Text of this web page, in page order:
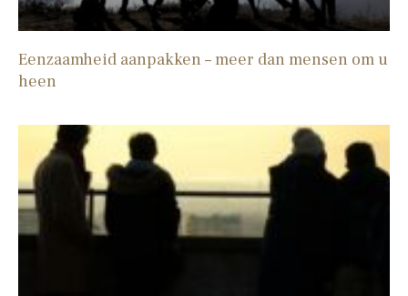
Eenzaamheid aanpakken – meer dan mensen om u
heen